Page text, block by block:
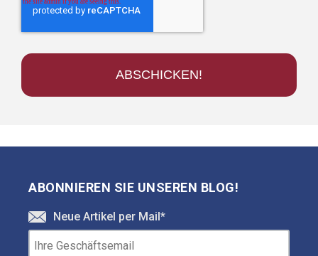
ABONNIEREN SIE UNSEREN BLOG!
Neue Artikel per Mail*